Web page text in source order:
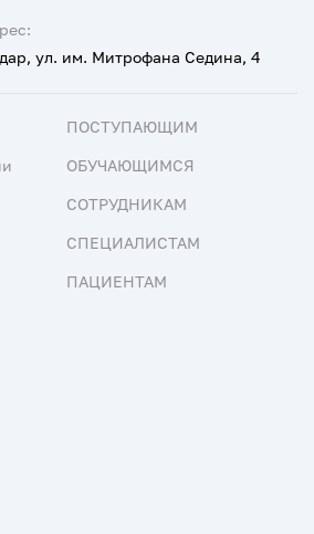
ул. им. Митрофана Седина, 4
ПОСТУПАЮЩИМ
ОБУЧАЮЩИМСЯ
СОТРУДНИКАМ
СПЕЦИАЛИСТАМ
ПАЦИЕНТАМ